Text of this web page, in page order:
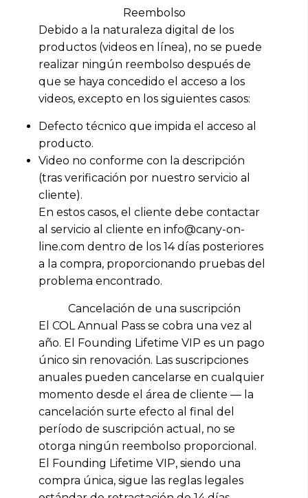
Reembolso
Debido a la naturaleza digital de los
productos (videos en línea), no se puede
realizar ningún reembolso después de
que se haya concedido el acceso a los
videos, excepto en los siguientes casos:
Defecto técnico que impida el acceso al
producto.
Video no conforme con la descripción
(tras verificación por nuestro servicio al
cliente).
En estos casos, el cliente debe contactar
al servicio al cliente en info@cany-on-
line.com dentro de los 14 días posteriores
a la compra, proporcionando pruebas del
problema encontrado.
Cancelación de una suscripción
El COL Annual Pass se cobra una vez al
año. El Founding Lifetime VIP es un pago
único sin renovación. Las suscripciones
anuales pueden cancelarse en cualquier
momento desde el área de cliente — la
cancelación surte efecto al final del
período de suscripción actual, no se
otorga ningún reembolso proporcional.
El Founding Lifetime VIP, siendo una
compra única, sigue las reglas legales